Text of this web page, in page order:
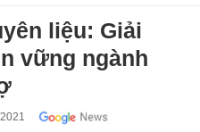
liệu: Giải
vững ngành